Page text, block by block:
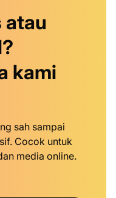
atau
kami
sah sampai
Cocok untuk
media online.